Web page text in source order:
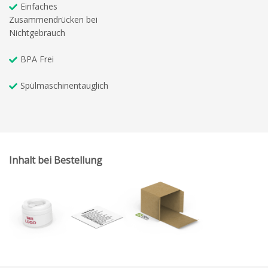
Einfaches
Zusammendrücken bei
Nichtgebrauch
BPA Frei
Spülmaschinentauglich
Inhalt bei Bestellung